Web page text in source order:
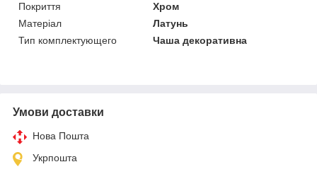
Покриття
Хром
Матеріал
Латунь
Тип комплектующего
Чаша декоративна
Умови доставки
Нова Пошта
Укрпошта